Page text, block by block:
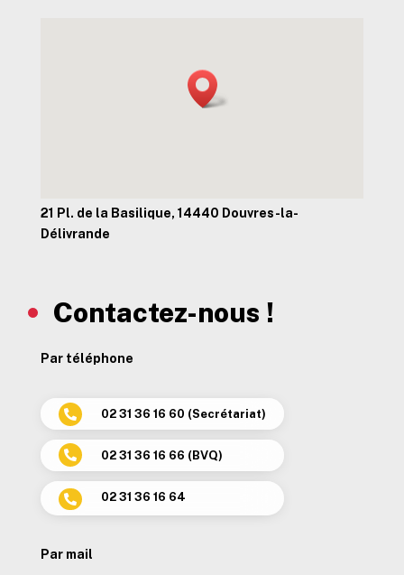
21 Pl. de la Basilique, 14440 Douvres-la-
Délivrande
Contactez-nous !
Par téléphone
 02 31 36 16 60 (Secrétariat)
 02 31 36 16 66 (BVQ)
 02 31 36 16 64
Par mail